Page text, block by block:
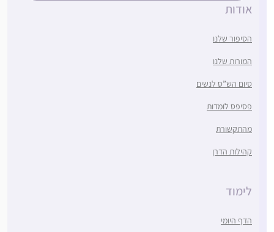
אודות
הסיפור שלנו
המורות שלנו
סיום הש”ס לנשים
פסיפס לומדות
מהתקשורת
קהילות הדרן
לימוד
הדף היומי